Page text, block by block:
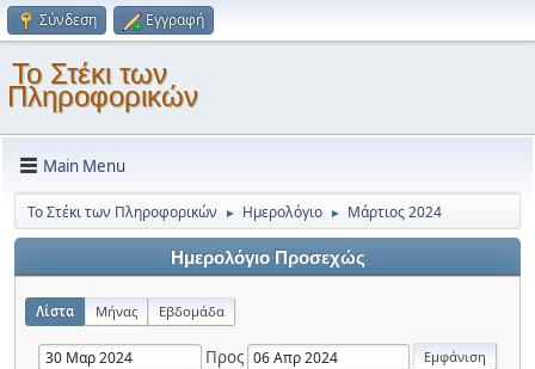
Σύνδεση Εγγραφή
Το Στέκι των
Πληροφορικών
Main Menu
Το Στέκι των Πληροφορικών ► Ημερολόγιο ► Μάρτιος 2024
Ημερολόγιο Προσεχώς
Λίστα Μήνας Εβδομάδα
Προς